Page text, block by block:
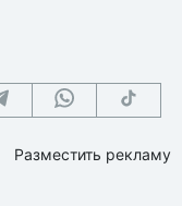
Разместить рекламу